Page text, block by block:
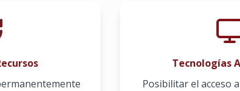
Tecnologías
Posibilitar el acceso